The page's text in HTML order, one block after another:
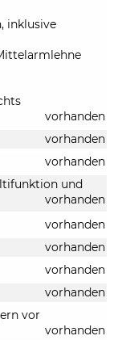
inklusive
vorhanden
vorhanden
vorhanden
und
vorhanden
vorhanden
vorhanden
vorhanden
vorhanden
vor
vorhanden